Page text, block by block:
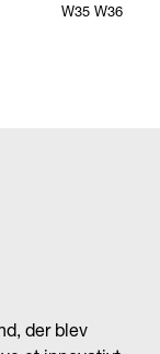
W35 W36
der blev